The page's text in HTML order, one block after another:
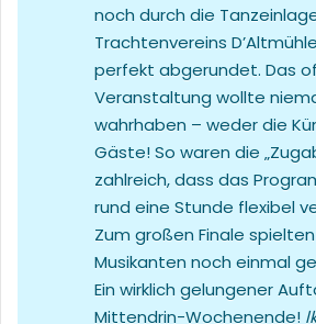
noch durch die
Trachtenvereins
perfekt abgerundet. Das
Veranstaltung wollte
wahrhaben – weder die
Gäste! So waren die
zahlreich, dass das
rund eine Stunde flexibel
Zum großen Finale
Musikanten noch einmal
Ein wirklich gelungener
Mittendrin-Wochenende!